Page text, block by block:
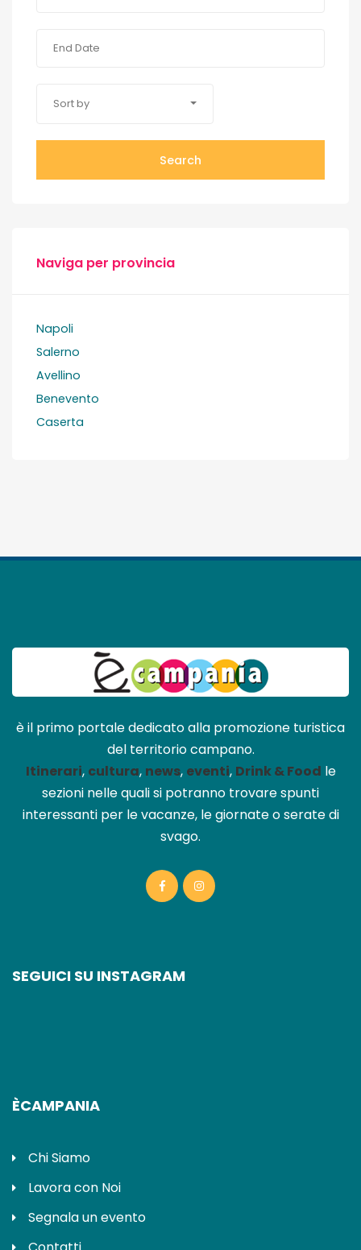
Sort by
Search
Naviga per provincia
Napoli
Salerno
Avellino
Benevento
Caserta
è il primo portale dedicato alla promozione turistica
del territorio campano.
Itinerari, cultura, news, eventi, Drink & Food le
sezioni nelle quali si potranno trovare spunti
interessanti per le vacanze, le giornate o serate di
svago.
SEGUICI SU INSTAGRAM
ÈCAMPANIA
Chi Siamo
Lavora con Noi
Segnala un evento